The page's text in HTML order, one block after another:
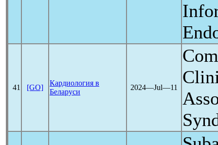
41 [GO]
Кардиология в
Беларуси
2024―Jul―11